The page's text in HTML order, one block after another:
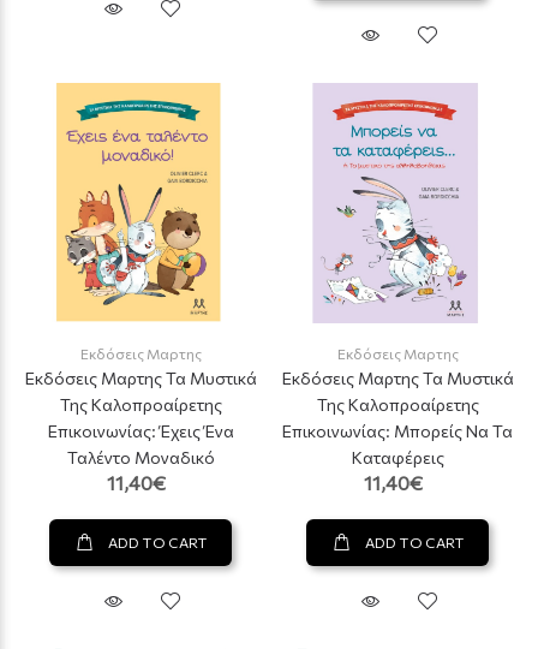
Εκδόσεις Μαρτης
Εκδόσεις Μαρτης Τα Μυστικά
Της Καλοπροαίρετης
Επικοινωνίας: Έχεις Ένα
Ταλέντο Μοναδικό
11,40€
ADD TO CART
Εκδόσεις Μαρτης
Εκδόσεις Μαρτης Τα Μυστικά
Της Καλοπροαίρετης
Επικοινωνίας: Μπορείς Να Τα
Καταφέρεις
11,40€
ADD TO CART